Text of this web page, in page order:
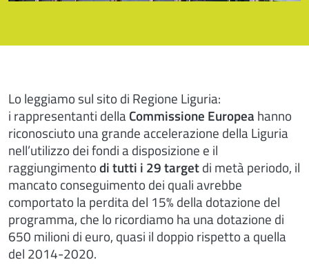
Lo leggiamo sul sito di Regione Liguria:
i rappresentanti dellaCommissione Europea hanno
riconosciuto una grande accelerazione della Liguria
nell’utilizzo dei fondi a disposizione e il
raggiungimentodi tutti i 29 targetdi metà periodo, il
mancato conseguimento dei quali avrebbe
comportato la perdita del 15% della dotazione del
programma, che lo ricordiamo ha una dotazione di
650 milioni di euro, quasi il doppio rispetto a quella
del 2014-2020.